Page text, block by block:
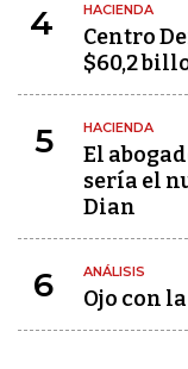
4 HACIENDA
Centro
$60,2
5 HACIENDA
El
sería el
Dian
6 ANÁLISIS
Ojo con